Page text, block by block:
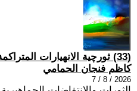
(33) ثورچية الانهيارات المتراكمة
كاظم فنجان الحمامي
2026 / 8 / 7